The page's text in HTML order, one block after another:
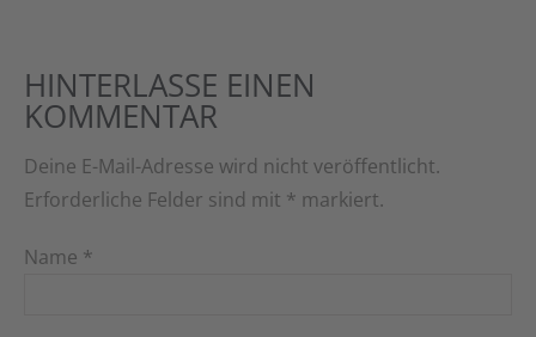
HINTERLASSE EINEN
KOMMENTAR
Deine E-Mail-Adresse wird nicht veröffentlicht.
Erforderliche Felder sind mit * markiert.
Name *